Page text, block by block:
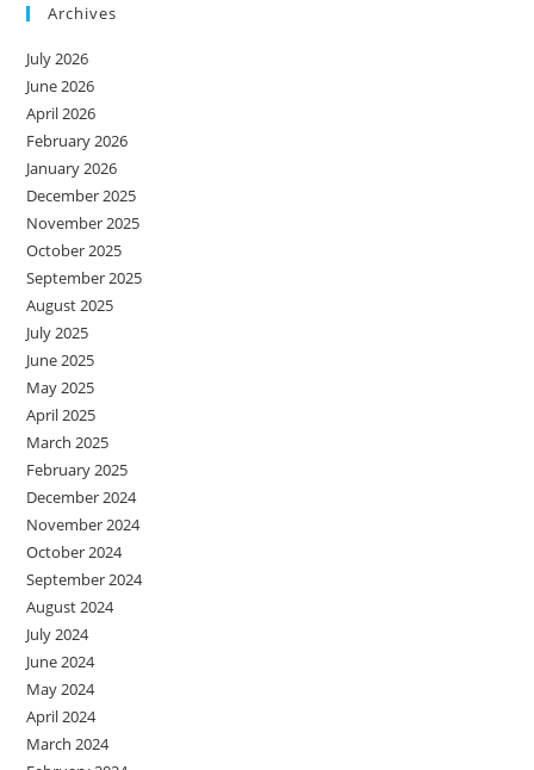
Archives
July 2026
June 2026
April 2026
February 2026
January 2026
December 2025
November 2025
October 2025
September 2025
August 2025
July 2025
June 2025
May 2025
April 2025
March 2025
February 2025
December 2024
November 2024
October 2024
September 2024
August 2024
July 2024
June 2024
May 2024
April 2024
March 2024